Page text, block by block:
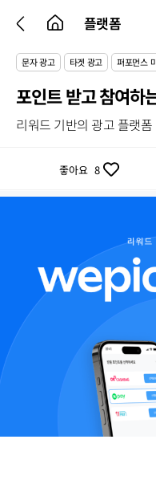
플랫폼
문자 광고 타겟 광고 퍼포먼스
포인트 받고 참여하
리워드 기반의 광고 플랫폼
좋아요 8